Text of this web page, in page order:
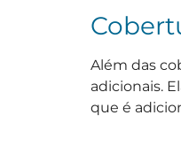
Além das
adicionais.
que é